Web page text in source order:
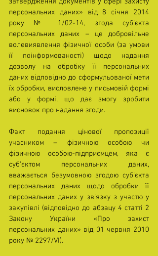
персональних даних» від 8 січня 2014
року № 1/02-14, згода суб’єкта
персональних даних – це добровільне
волевиявлення фізичної особи (за умови
її поінформованості) щодо надання
дозволу на обробку її персональних
даних відповідно до сформульованої мети
їх обробки, висловлене у письмовій формі
або у формі, що дає змогу зробити
висновок про надання згоди.
Факт подання цінової пропозиції
учасником – фізичною особою чи
фізичною особою-підприємцем, яка є
суб’єктом персональних даних,
вважається безумовною згодою суб’єкта
персональних даних щодо обробки її
персональних даних у зв’язку з участю у
закупівлі (відповідно до абзацу 4 статті 2
Закону України «Про захист
персональних даних» від 01 червня 2010
року № 2297/VI).